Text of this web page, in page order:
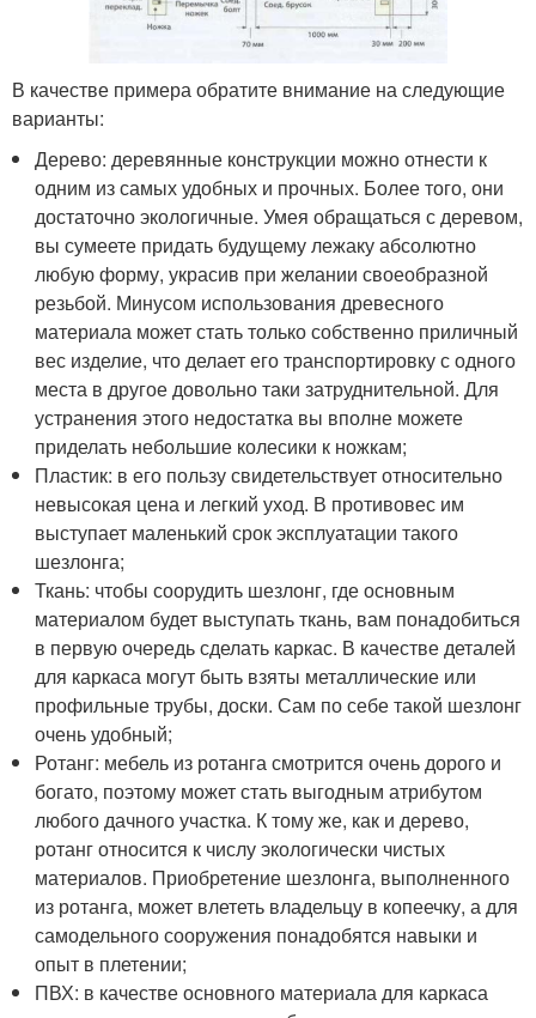
В качестве примера обратите внимание на следующие
варианты:
Дерево: деревянные конструкции можно отнести к
одним из самых удобных и прочных. Более того, они
достаточно экологичные. Умея обращаться с деревом,
вы сумеете придать будущему лежаку абсолютно
любую форму, украсив при желании своеобразной
резьбой. Минусом использования древесного
материала может стать только собственно приличный
вес изделие, что делает его транспортировку с одного
места в другое довольно таки затруднительной. Для
устранения этого недостатка вы вполне можете
приделать небольшие колесики к ножкам;
Пластик: в его пользу свидетельствует относительно
невысокая цена и легкий уход. В противовес им
выступает маленький срок эксплуатации такого
шезлонга;
Ткань: чтобы соорудить шезлонг, где основным
материалом будет выступать ткань, вам понадобиться
в первую очередь сделать каркас. В качестве деталей
для каркаса могут быть взяты металлические или
профильные трубы, доски. Сам по себе такой шезлонг
очень удобный;
Ротанг: мебель из ротанга смотрится очень дорого и
богато, поэтому может стать выгодным атрибутом
любого дачного участка. К тому же, как и дерево,
ротанг относится к числу экологически чистых
материалов. Приобретение шезлонга, выполненного
из ротанга, может влететь владельцу в копеечку, а для
самодельного сооружения понадобятся навыки и
опыт в плетении;
ПВХ: в качестве основного материала для каркаса